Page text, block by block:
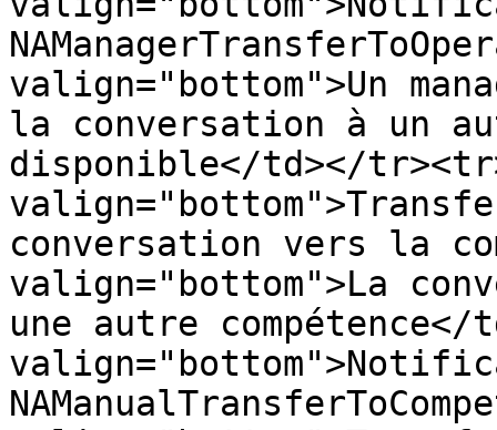
valign="bottom">Un
la conversation à un
disponible</td></
conversation vers la
valign="bottom">La
une autre